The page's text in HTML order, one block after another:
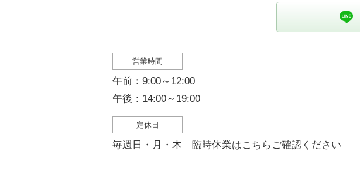
営業時間
午前：9:00～12:00
午後：14:00～19:00
定休日
毎週日・月・木 臨時休業はこちら ご確認ください